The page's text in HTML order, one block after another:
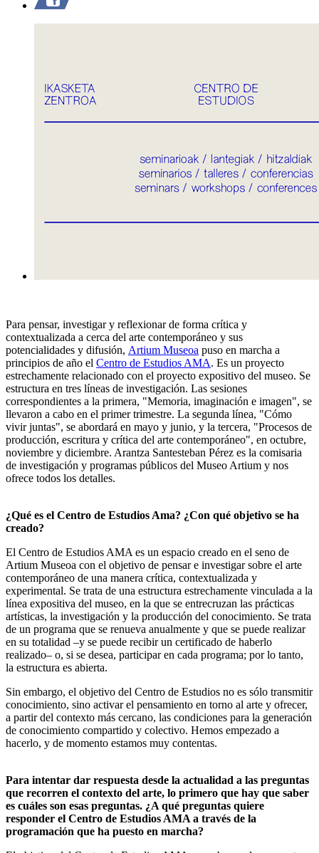
Para pensar, investigar y reflexionar de forma crítica y
contextualizada a cerca del arte contemporáneo y sus
potencialidades y difusión, Artium Museoa puso en marcha a
principios de año el Centro de Estudios AMA. Es un proyecto
estrechamente relacionado con el proyecto expositivo del museo. Se
estructura en tres líneas de investigación. Las sesiones
correspondientes a la primera, "Memoria, imaginación e imagen", se
llevaron a cabo en el primer trimestre. La segunda línea, "Cómo
vivir juntas", se abordará en mayo y junio, y la tercera, "Procesos de
producción, escritura y crítica del arte contemporáneo", en octubre,
noviembre y diciembre. Arantza Santesteban Pérez es la comisaria
de investigación y programas públicos del Museo Artium y nos
ofrece todos los detalles.
¿Qué es el Centro de Estudios Ama? ¿Con qué objetivo se ha
creado?
El Centro de Estudios AMA es un espacio creado en el seno de
Artium Museoa con el objetivo de pensar e investigar sobre el arte
contemporáneo de una manera crítica, contextualizada y
experimental. Se trata de una estructura estrechamente vinculada a la
línea expositiva del museo, en la que se entrecruzan las prácticas
artísticas, la investigación y la producción del conocimiento. Se trata
de un programa que se renueva anualmente y que se puede realizar
en su totalidad –y se puede recibir un certificado de haberlo
realizado– o, si se desea, participar en cada programa; por lo tanto,
la estructura es abierta.
Sin embargo, el objetivo del Centro de Estudios no es sólo transmitir
conocimiento, sino activar el pensamiento en torno al arte y ofrecer,
a partir del contexto más cercano, las condiciones para la generación
de conocimiento compartido y colectivo. Hemos empezado a
hacerlo, y de momento estamos muy contentas.
Para intentar dar respuesta desde la actualidad a las preguntas
que recorren el contexto del arte, lo primero que hay que saber
es cuáles son esas preguntas. ¿A qué preguntas quiere
responder el Centro de Estudios AMA a través de la
programación que ha puesto en marcha?